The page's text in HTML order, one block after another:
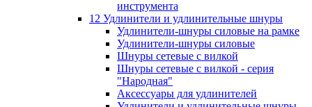
инструмента
12 Удлинители и удлинительные шнуры
Удлинители-шнуры силовые на рамке
Удлинители-шнуры силовые
Шнуры сетевые с вилкой
Шнуры сетевые с вилкой - серия
"Народная"
Аксессуары для удлинителей